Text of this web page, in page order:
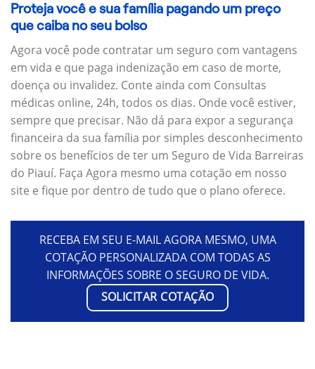
Proteja você e sua família pagando um preço
que caiba no seu bolso
Agora você pode contratar um seguro com vantagens
em vida e que paga indenização em caso de morte,
doença ou invalidez. Conte ainda com Consultas
médicas online, 24h, todos os dias. Onde você estiver,
sempre que precisar. Não dá para expor a segurança
financeira da sua família por simples desconhecimento
sobre os benefícios de ter um Seguro de Vida Barreiras
do Piauí. Faça Agora mesmo uma cotação em nosso
site e fique por dentro de tudo que o plano oferece.
RECEBA EM SEU E-MAIL AGORA MESMO, UMA
COTAÇÃO PERSONALIZADA COM TODAS AS
INFORMAÇÕES SOBRE O SEGURO DE VIDA.
SOLICITAR COTAÇÃO